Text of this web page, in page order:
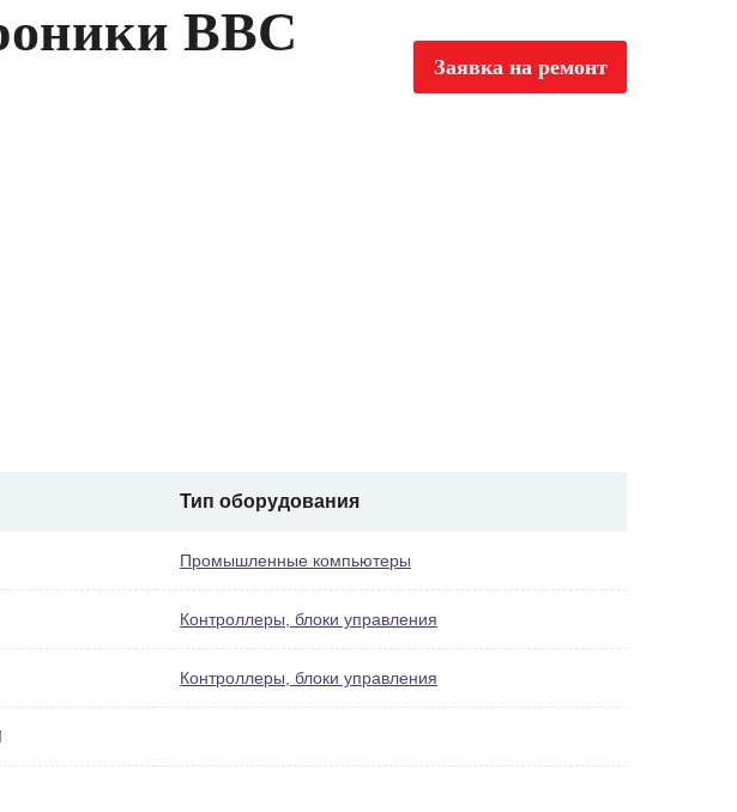
BBC
Заявка на ремонт
Тип оборудования
Промышленные компьютеры
Контроллеры, блоки управления
Контроллеры, блоки управления